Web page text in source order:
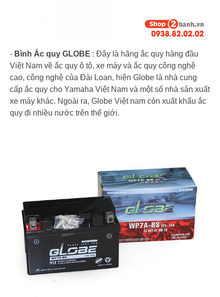
- Bình Ắc quy GLOBE : Đây là hãng ắc quy hàng đầu
Việt Nam về ắc quy ô tô, xe máy và ắc quy công nghệ
cao, công nghệ của Đài Loan, hiện Globe là nhà cung
cấp ắc quy cho Yamaha Việt Nam và một số nhà sản xuất
xe máy khác. Ngoài ra, Globe Việt nam còn xuất khẩu ắc
quy đi nhiều nước trên thế giới.